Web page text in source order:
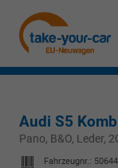
Audi S5
Pano, B&O, Leder,
Fahrzeugnr.: